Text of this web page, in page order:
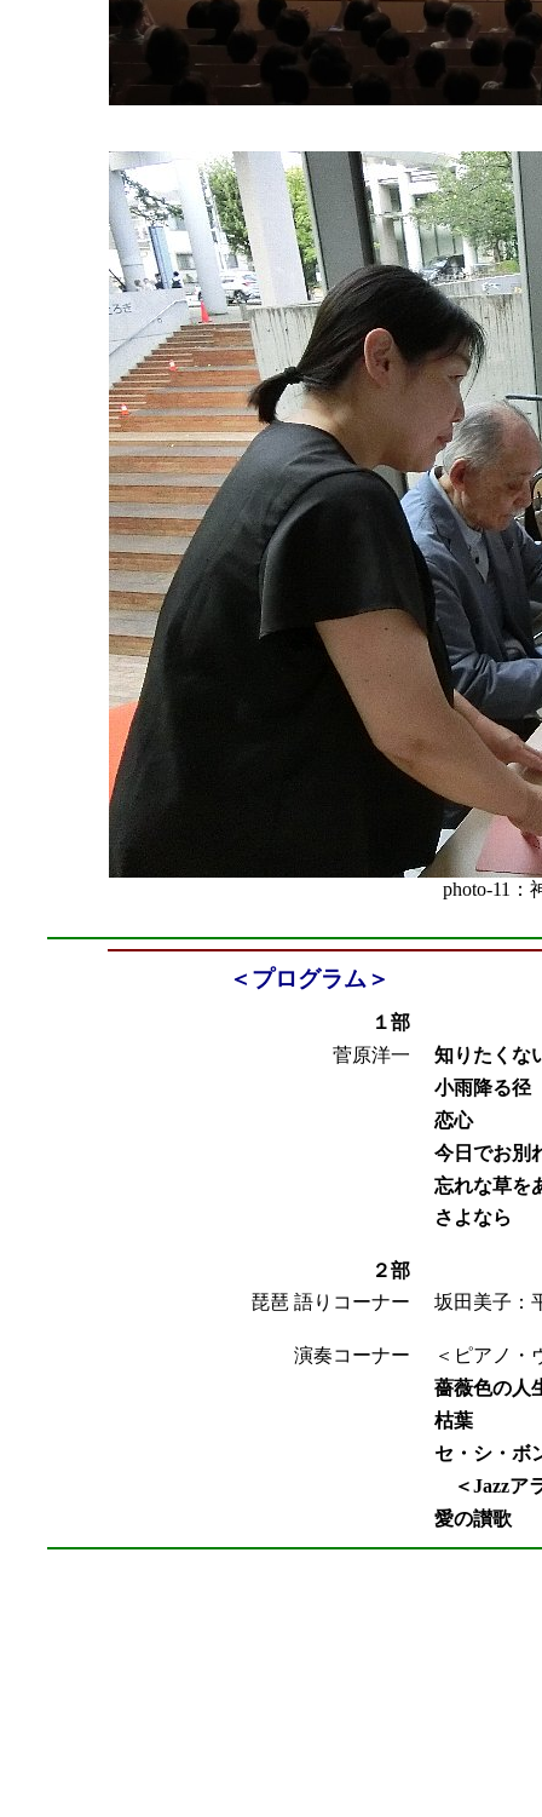
photo-11：
＜プログラム＞
１部
菅原洋一
知りたくな
小雨降る径
恋心
今日でお別
忘れな草を
さよなら
２部
琵琶 語りコーナー
坂田美子：
演奏コーナー
＜ピアノ・
薔薇色の人
枯葉
セ・シ・ボ
＜Jazzア
愛の讃歌